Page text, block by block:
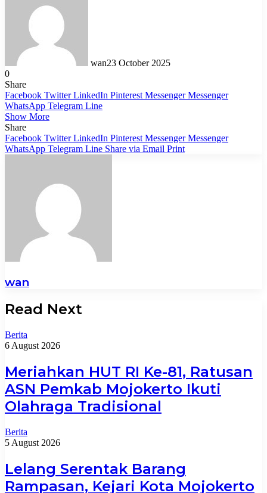
wan23 October 2025
0
Share
Facebook Twitter LinkedIn Pinterest Messenger Messenger
WhatsApp Telegram Line
Show More
Share
Facebook Twitter LinkedIn Pinterest Messenger Messenger
WhatsApp Telegram Line Share via Email Print
wan
Read Next
Berita
6 August 2026
Meriahkan HUT RI Ke-81, Ratusan
ASN Pemkab Mojokerto Ikuti
Olahraga Tradisional
Berita
5 August 2026
Lelang Serentak Barang
Rampasan, Kejari Kota Mojokerto